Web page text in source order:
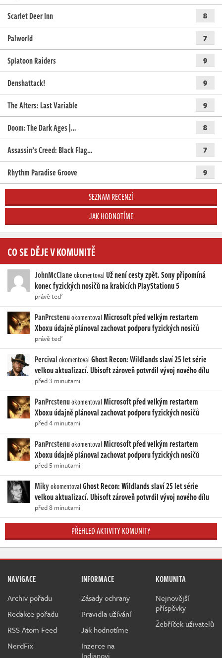
Scarlet Deer Inn
8
Palworld 7
Splatoon Raiders 9
Denshattack! 9
The Alters: Last Variable 9
Doom: The Dark Ages |… 8
Assassin’s Creed: Black Flag… 7
Rhythm Paradise Groove 9
SEZNAM RECENZÍ
JAK HODNOTÍME
CO SE DĚJE V KOMUNITĚ
JohnMcClaneokomentovalUž není cesty zpět. Sony připomíná
konec fyzických nosičů na krabicích PlayStationu 5
právě teď
PanPrcstenuokomentovalMicrosoft před velkým restartem
Xboxu údajně plánoval zachovat podporu fyzických nosičů
právě teď
PercivalokomentovalGhost Recon: Wildlands slaví 25 let série
velkou aktualizací. Ubisoft zároveň potvrdil vývoj nového dílu
před 3 minutami
PanPrcstenuokomentovalMicrosoft před velkým restartem
Xboxu údajně plánoval zachovat podporu fyzických nosičů
před 4 minutami
PanPrcstenuokomentovalMicrosoft před velkým restartem
Xboxu údajně plánoval zachovat podporu fyzických nosičů
před 5 minutami
MikyokomentovalGhost Recon: Wildlands slaví 25 let série
velkou aktualizací. Ubisoft zároveň potvrdil vývoj nového dílu
před 8 minutami
PŘEHLED AKTIVITY KOMUNITY
NAVIGACE
Archiv pořadu
Redakce pořadu
RSS Atom Feed
NerdFix
INFORMACE
Zásady ochrany
Pravidla užívání
Jak hodnotíme
Inzerce na
Indianovi
KOMUNITA
Nejnovější
příspěvky
Žebříček uživatelů